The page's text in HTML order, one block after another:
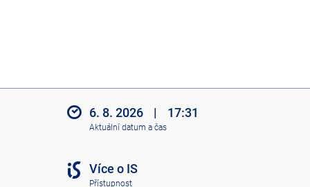
6. 8. 2026 | 17:31
Aktuální datum a čas
Více o IS
Přístupnost